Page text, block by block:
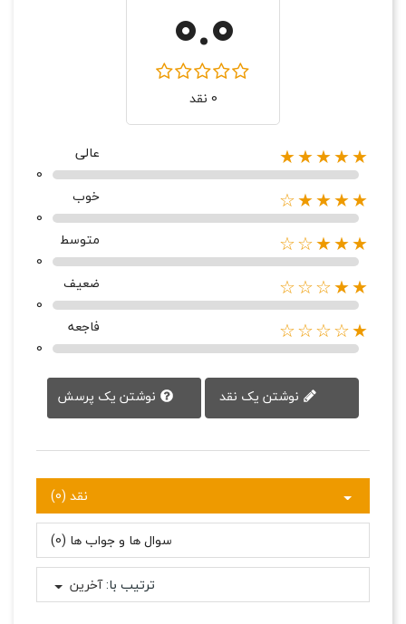
0.0
0 نقد
★★★★★
عالی
0
★★★★☆
خوب
0
★★★☆☆
متوسط
0
★★☆☆☆
ضعیف
0
★☆☆☆☆
فاجعه
0
نوشتن یک پرسش
نقد (0)
سوال ها و جواب ها (0)
ترتیب با:آخرین